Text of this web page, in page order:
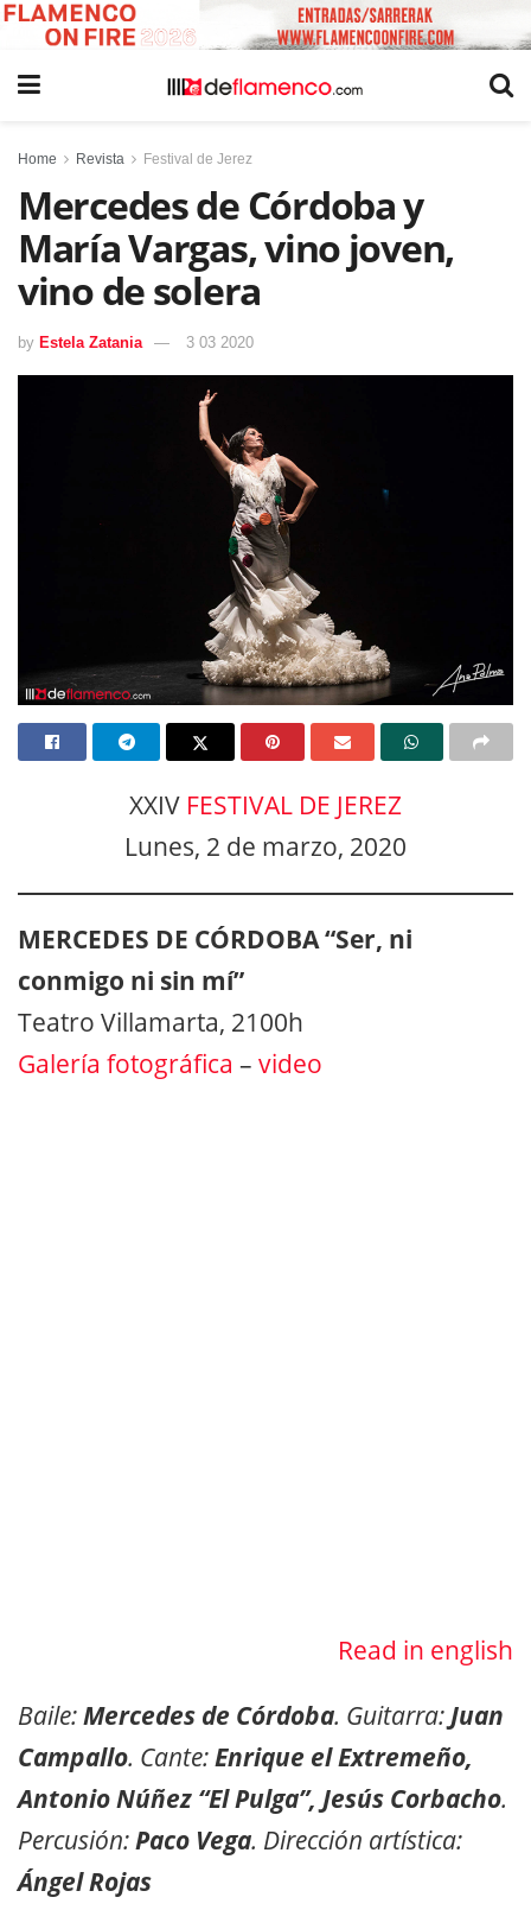
Home Revista Festival de Jerez
Mercedes de Córdoba y
María Vargas, vino joven,
vino de solera
by Estela Zatania 3 03 2020
XXIV FESTIVAL DE JEREZ
Lunes, 2 de marzo, 2020
MERCEDES DE CÓRDOBA “Ser, ni
conmigo ni sin mí”
Teatro Villamarta, 2100h
Galería fotográfica – video
Read in english
Baile:Mercedes de Córdoba. Guitarra:Juan
Campallo. Cante:Enrique el Extremeño,
Antonio Núñez “El Pulga”, Jesús Corbacho.
Percusión:Paco Vega. Dirección artística:
Ángel Rojas